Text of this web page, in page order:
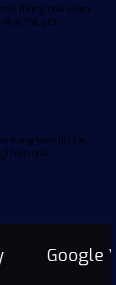
thông qua video
thế giới.
trang web đối tác
hiệu quả.
Google